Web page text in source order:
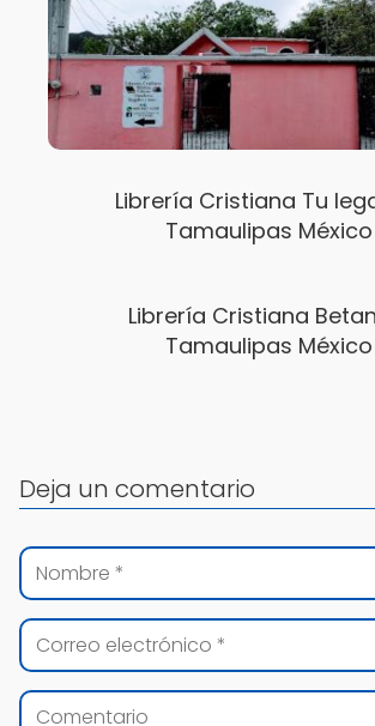
Librería Cristiana Tu
Tamaulipas México
Librería Cristiana
Tamaulipas México
Deja un comentario